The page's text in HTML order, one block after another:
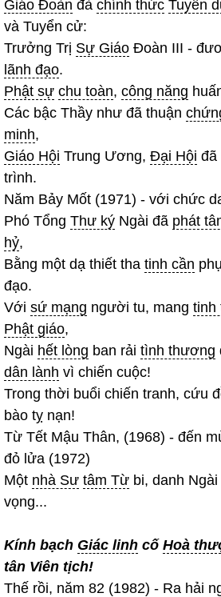
Giáo Đoàn đà chính thức Tuyên
và Tuyển cử:
Trưởng Trị Sự Giáo Đoàn III -
lãnh đạo.
Phật sự chu toàn, công năng
Các bậc Thầy như đã thuận
minh,
Giáo Hội Trung Ương, Đại Hội đã
trình.
Năm Bảy Mốt (1971) - với chức
Phó Tổng Thư ký Ngài đã phát
hỷ,
Bằng một dạ thiết tha tinh cần
đạo.
Với sứ mạng người tu, mang tinh
Phật giáo,
Ngài hết lòng ban rải tình thương
dân lành vì chiến cuộc!
Trong thời buổi chiến tranh, cứu
bào tỵ nạn!
Từ Tết Mậu Thân, (1968) - đến
đỏ lửa (1972)
Một nhà Sư tâm Từ bi, danh Ngài
vọng...
Kính bạch Giác linh cố Hoà
tân Viên tịch!
Thế rồi, năm 82 (1982) - Ra hải